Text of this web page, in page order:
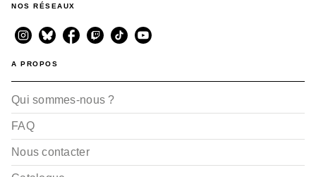
NOS RÉSEAUX
A PROPOS
Qui sommes-nous ?
FAQ
Nous contacter